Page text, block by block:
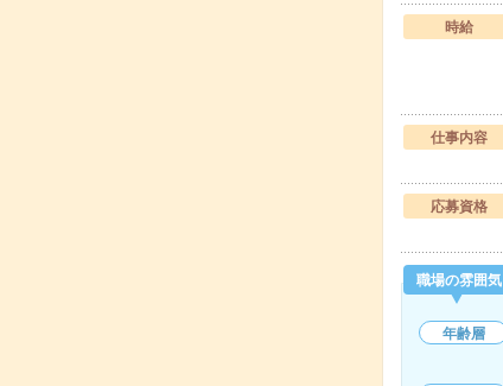
時給
仕事内容
応募資格
職場の雰囲気
年齢層